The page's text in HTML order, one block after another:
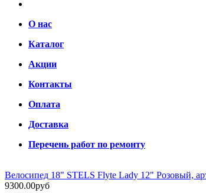
О нас
Каталог
Акции
Контакты
Оплата
Доставка
Перечень работ по ремонту
Велосипед 18" STELS Flyte Lady 12" Розовый,
9300.00руб